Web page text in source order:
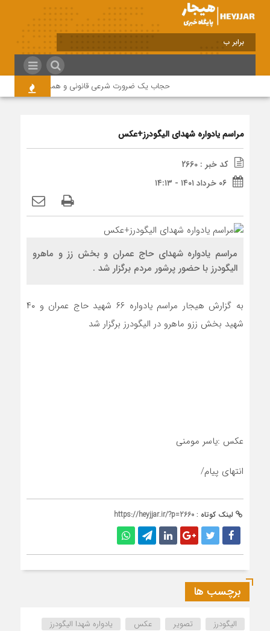
برابر با : Friday - 7 August - 2026
حجاب یک ضرورت شرعی قانونی و همه در این زمینه
مراسم یادواره شهدای الیگودرز+عکس
کد خبر : 2660
۰۶ خرداد ۱۴۰۱ - ۱۴:۱۳
مراسم یادواره شهدای حاج عمران و بخش زز و ماهرو
الیگودرز با حضور پرشور مردم برگزار شد .
به گزارش هیجار مراسم یادواره ۶۶ شهید حاج عمران و ۴۰
شهید بخش ززو ماهرو در الیگودرز برگزار شد
عکس :یاسر مومنی
انتهای پیام/
لینک کوتاه : https://heyjjar.ir/?p=2660
برچسب ها
الیگودرز تصویر عکس یادواره شهدا الیگودرز